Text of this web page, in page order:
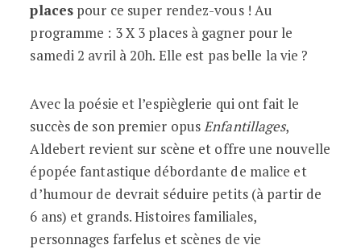
places pour ce super rendez-vous ! Au
programme : 3 X 3 places à gagner pour le
samedi 2 avril à 20h. Elle est pas belle la vie ?
Avec la poésie et l’espièglerie qui ont fait le
succès de son premier opusEnfantillages,
Aldebert revient sur scène et offre une nouvelle
épopée fantastique débordante de malice et
d’humour de devrait séduire petits (à partir de
6 ans) et grands. Histoires familiales,
personnages farfelus et scènes de vie